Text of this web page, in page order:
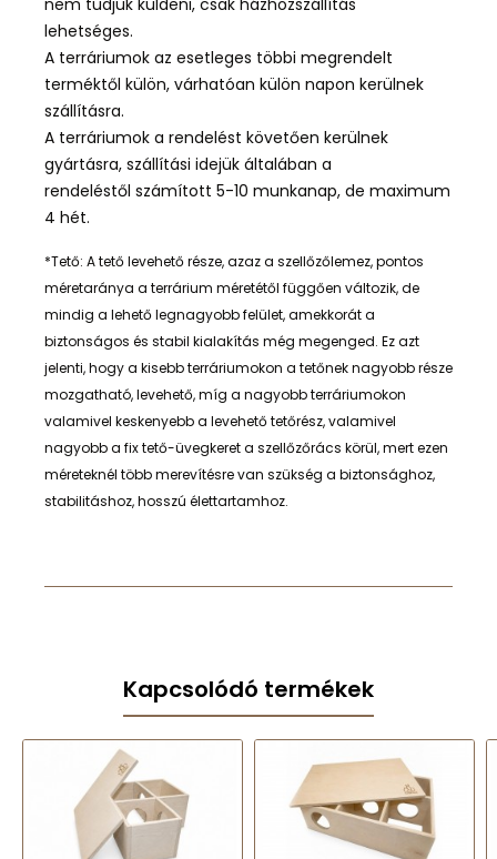
lehetséges.
A terráriumok az esetleges többi megrendelt
terméktől külön, várhatóan külön napon kerülnek
szállításra.
A terráriumok a rendelést követően kerülnek
gyártásra, szállítási idejük általában a
rendeléstől számított 5-10 munkanap, de maximum
4 hét.
*Tető: A tető levehető része, azaz a szellőzőlemez, pontos
méretaránya a terrárium méretétől függően változik, de
mindig a lehető legnagyobb felület, amekkorát a
biztonságos és stabil kialakítás még megenged. Ez azt
jelenti, hogy a kisebb terráriumokon a tetőnek nagyobb része
mozgatható, levehető, míg a nagyobb terráriumokon
valamivel keskenyebb a levehető tetőrész, valamivel
nagyobb a fix tető-üvegkeret a szellőzőrács körül, mert ezen
méreteknél több merevítésre van szükség a biztonsághoz,
stabilitáshoz, hosszú élettartamhoz.
Kapcsolódó termékek